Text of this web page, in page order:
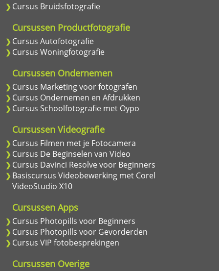
Cursus Bruidsfotografie
Cursussen Productfotografie
Cursus Autofotografie
Cursus Woningfotografie
Cursussen Ondernemen
Cursus Marketing voor fotografen
Cursus Ondernemen en Afdrukken
Cursus Schoolfotografie met Oypo
Cursussen Videografie
Cursus Filmen met je Fotocamera
Cursus De Beginselen van Video
Cursus Davinci Resolve voor Beginners
Basiscursus Videobewerking met Corel
VideoStudio X10
Cursussen Apps
Cursus Photopills voor Beginners
Cursus Photopills voor Gevorderden
Cursus VIP fotobesprekingen
Cursussen Overige